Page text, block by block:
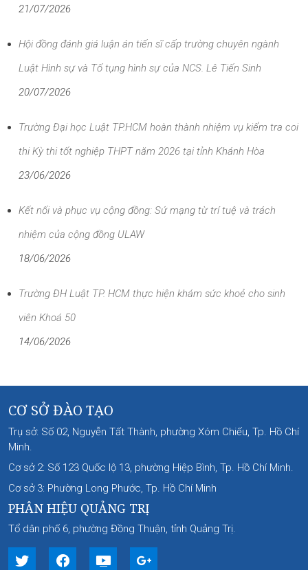
21/07/2026
Hội đồng đánh giá luận án tiến sĩ cấp trường chuyên ngành
Luật Hình sự và Tố tụng hình sự của NCS. Lê Tiến Sinh
20/07/2026
Trường Đại học Luật TP.HCM hoàn thành nhiệm vụ kiểm tra coi
thi Kỳ thi tốt nghiệp THPT năm 2026 tại tỉnh Khánh Hòa
23/06/2026
Kết nối và phục vụ cộng đồng: Sứ mạng từ trí tuệ và trách
nhiệm của cộng đồng ULAW
18/06/2026
Trường ĐH Luật TP. HCM thực hiện khám sức khoẻ cho sinh
viên Khoá 50
14/06/2026
CƠ SỞ ĐÀO TẠO
Trụ sở: Số 02, Nguyễn Tất Thành, phường Xóm Chiếu, Tp. Hồ Chí
Minh.
Cơ sở 2: Số 123 Quốc lộ 13, phường Hiệp Bình, Tp. Hồ Chí Minh.
Cơ sở 3: Phường Long Phước, Tp. Hồ Chí Minh
PHÂN HIỆU QUẢNG TRỊ
Tổ dân phố 6, phường Đồng Thuận, tỉnh Quảng Trị.